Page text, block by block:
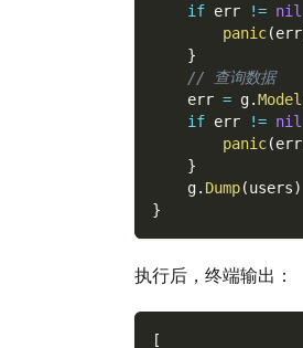
if err != nil
panic(err
}
// 查询数据
    err
= g.Model
if err != nil
panic(err
}
    g
. Dump(users)
}
执行后，终端输出：
[